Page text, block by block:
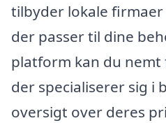
tilbyder lokale firmaer
der passer til dine
platform kan du nemt
der specialiserer sig i
oversigt over deres